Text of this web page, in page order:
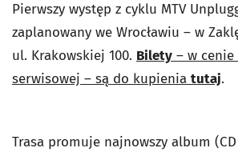
Pierwszy występ z cyklu MTV
zaplanowany we Wrocławiu – w
ul. Krakowskiej 100. Bilety – w cenie
serwisowej – są do kupienia tutaj.
Trasa promuje najnowszy album